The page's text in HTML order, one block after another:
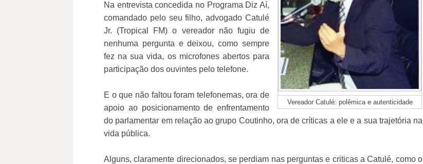
Vereador Catulé: polêmica e autenticidade
Na entrevista concedida no Programa Diz Aí,
comandado pelo seu filho, advogado Catulé
Jr. (Tropical FM) o vereador não fugiu de
nenhuma pergunta e deixou, como sempre
fez na sua vida, os microfones abertos para
participação dos ouvintes pelo telefone.
E o que não faltou foram telefonemas, ora de
apoio ao posicionamento de enfrentamento
do parlamentar em relação ao grupo Coutinho, ora de críticas a ele e a sua trajetória na
vida pública.
Alguns, claramente direcionados, se perdiam nas perguntas e criticas a Catulé, como o